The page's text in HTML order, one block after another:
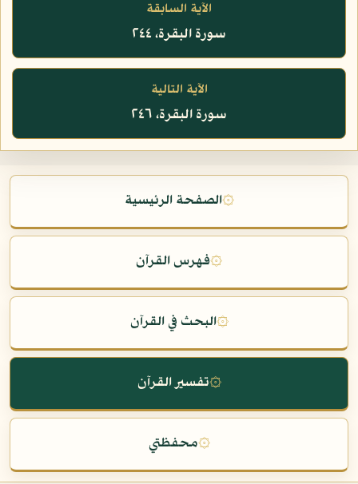
الآية السابقة
سورة البقرة، ٢٤٤
الآية التالية
سورة البقرة، ٢٤٦
۞الصفحة الرئيسية
۞فهرس القرآن
۞البحث في القرآن
۞تفسير القرآن
۞محفظتي